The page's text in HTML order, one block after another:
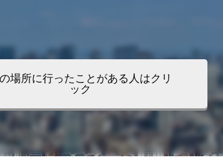
場所に行ったことがある人はクリ
ック